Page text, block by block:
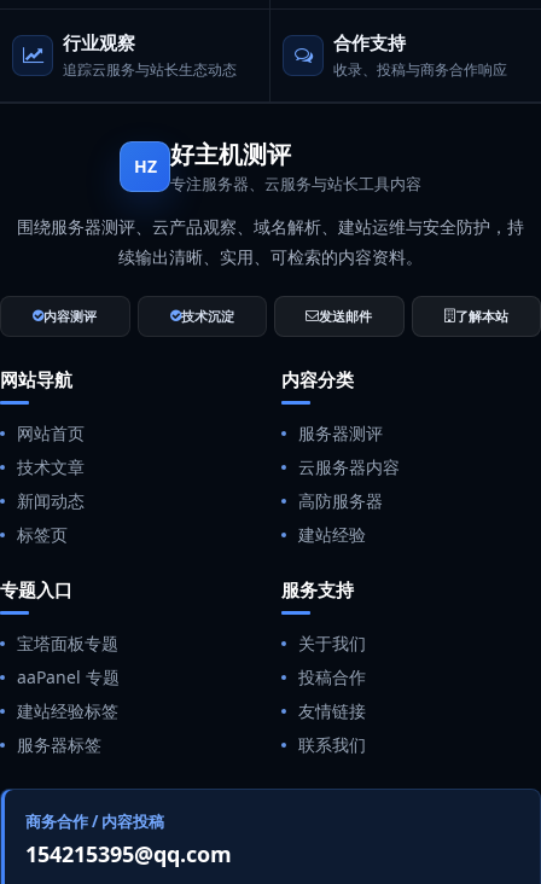
行业观察
追踪云服务与站长生态动态
合作支持
收录、投稿与商务合作响应
HZ 好主机测评
专注服务器、云服务与站长工具内容
围绕服务器测评、云产品观察、域名解析、建站运维与安全防护，持
续输出清晰、实用、可检索的内容资料。
内容测评 技术沉淀 发送邮件 了解本站
网站导航
网站首页
技术文章
新闻动态
标签页
内容分类
服务器测评
云服务器内容
高防服务器
建站经验
专题入口
宝塔面板专题
aaPanel 专题
建站经验标签
服务器标签
服务支持
关于我们
投稿合作
友情链接
联系我们
商务合作 / 内容投稿
154215395@qq.com